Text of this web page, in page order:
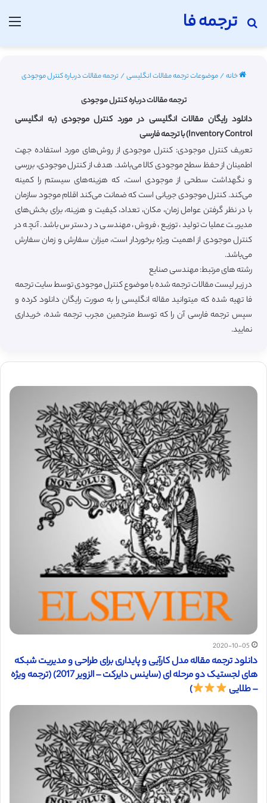
ترجمه فا
جستجو برای
خانه/موضوعات ترجمه مقالات انگلیسی/ترجمه مقالات درباره کنترل موجودی
ترجمه مقالات درباره کنترل موجودی
دانلود رایگان مقالات انگلیسی در مورد کنترل موجودی (به انگلیسی
Inventory Control) با ترجمه فارسی
تعریف کنترل موجودی: کنترل موجودی از روش‌های مورد استفاده جهت
اطمینان از حفظ سطح موجودی کالا می‌باشد. هدف از کنترل موجودی، بررسی
و نگهداشت سطحی از موجودی است، که هزینه‌های سیستم را کمینه
می‌کند. کنترل موجودی جریانی است که ضمانت می‌کند اقلام موجود سازمان
با در نظر گرفتن عوامل زمان، مکان، تعداد، کیفیت و هزینه، برای بخش‌های
مدیریت عملیات تولید، توزیع، فروش، مهندسی در دسترس باشد. آنچه در
کنترل موجودی از اهمیت ویژه برخوردار است، میزان سفارش و زمان سفارش
می‌باشد.
رشته های مرتبط: مهندسی صنایع
در زیر لیست مقالات ترجمه شده با موضوع کنترل موجودی توسط سایت ترجمه
فا تهیه شده که میتوانید مقاله انگلیسی را به صورت رایگان دانلود کرده و
سپس ترجمه فارسی آن را که توسط مترجمین مجرب ترجمه شده، خریداری
نمایید.
2020-10-05
دانلود ترجمه مقاله مدل کارآیی و پایداری برای طراحی و مدیریت شبکه
های لجستیک دو مرحله ای (ساینس دایرکت – الزویر 2017) (ترجمه ویژه
– طلایی
)